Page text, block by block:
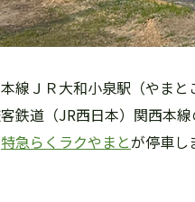
線ＪＲ大和小泉駅（やま
鉄道（JR西日本）関西本
特急らくラクやまとが停車し